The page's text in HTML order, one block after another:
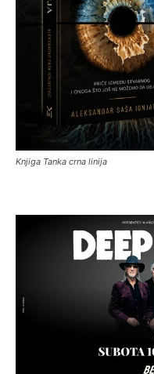
Knjiga Tanka crna linija